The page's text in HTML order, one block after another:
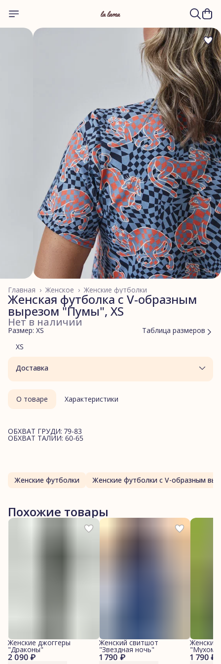
Женские футболки
Женское ›
Главная ›
Женская футболка с V-образным
вырезом "Пумы", XS
Нет в наличии
Размер: XS
Таблица размеров
XS
Доставка
О товаре Характеристики
ОБХВАТ ГРУДИ: 79-83
ОБХВАТ ТАЛИИ: 60-65
Женские футболки Женские футболки с V-образным
Похожие товары
2 090 ₽
Женские джоггеры
"Драконы"
1 790 ₽
Женский свитшот
"Звездная ночь"
1 790 ₽
Женский